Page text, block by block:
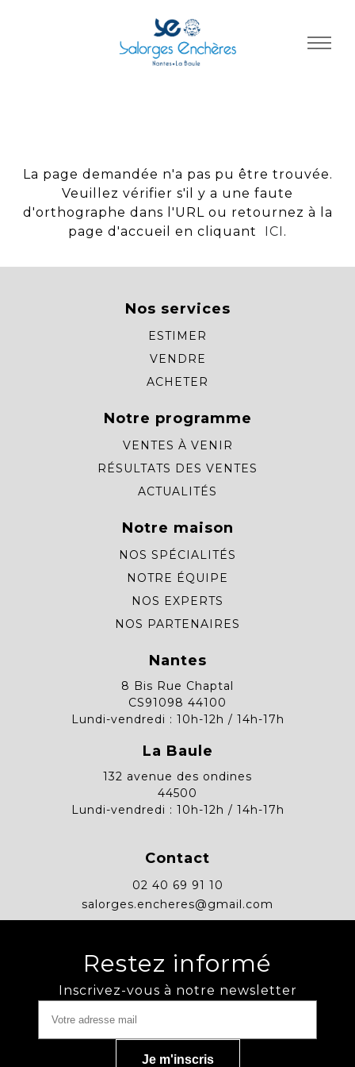
La page demandée n'a pas pu être trouvée.
Veuillez vérifier s'il y a une faute
d'orthographe dans l'URL ou retournez à la
page d'accueil en cliquant
ICI .
Nos services
ESTIMER
VENDRE
ACHETER
Notre programme
VENTES À VENIR
RÉSULTATS DES VENTES
ACTUALITÉS
Notre maison
NOS SPÉCIALITÉS
NOTRE ÉQUIPE
NOS EXPERTS
NOS PARTENAIRES
Nantes
8 Bis Rue Chaptal
CS91098 44100
Lundi-vendredi : 10h-12h / 14h-17h
La Baule
132 avenue des ondines
44500
Lundi-vendredi : 10h-12h / 14h-17h
Contact
02 40 69 91 10
salorges.encheres@gmail.com
Restez informé
Inscrivez-vous à notre newsletter